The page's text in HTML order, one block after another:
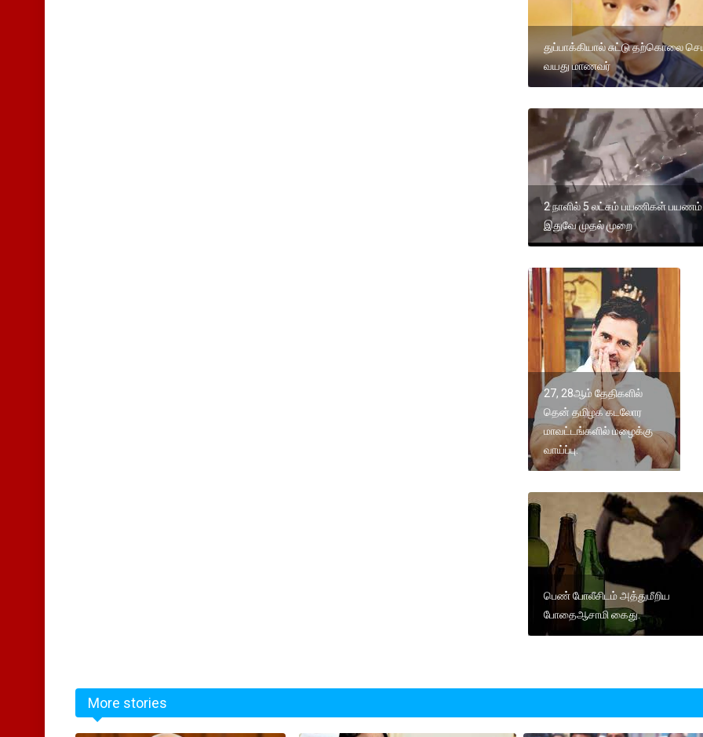
துப்பாக்கியால் சுட்டு தற்கொலை
வயது மாணவர்
2 நாளில் 5 லட்சம் பயணிகள்
இதுவே முதல் முறை
27, 28ஆம் தேதிகளில்
தென் தமிழக கடலோர
மாவட்டங்களில் மழைக்கு
வாய்ப்பு.
பெண் போலீசிடம் அத்துமீறிய
போதைஆசாமி கைது.
More stories